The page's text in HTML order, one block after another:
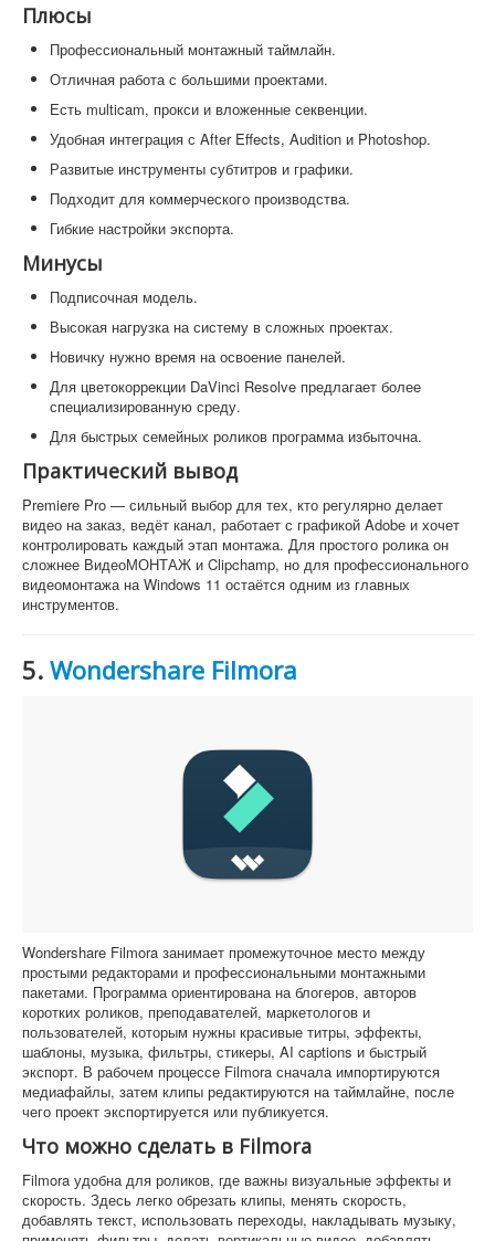
Плюсы
Профессиональный монтажный таймлайн.
Отличная работа с большими проектами.
Есть multicam, прокси и вложенные секвенции.
Удобная интеграция с After Effects, Audition и Photoshop.
Развитые инструменты субтитров и графики.
Подходит для коммерческого производства.
Гибкие настройки экспорта.
Минусы
Подписочная модель.
Высокая нагрузка на систему в сложных проектах.
Новичку нужно время на освоение панелей.
Для цветокоррекции DaVinci Resolve предлагает более
специализированную среду.
Для быстрых семейных роликов программа избыточна.
Практический вывод
Premiere Pro — сильный выбор для тех, кто регулярно делает
видео на заказ, ведёт канал, работает с графикой Adobe и хочет
контролировать каждый этап монтажа. Для простого ролика он
сложнее ВидеоМОНТАЖ и Clipchamp, но для профессионального
видеомонтажа на Windows 11 остаётся одним из главных
инструментов.
5. Wondershare Filmora
Wondershare Filmora занимает промежуточное место между
простыми редакторами и профессиональными монтажными
пакетами. Программа ориентирована на блогеров, авторов
коротких роликов, преподавателей, маркетологов и
пользователей, которым нужны красивые титры, эффекты,
шаблоны, музыка, фильтры, стикеры, AI captions и быстрый
экспорт. В рабочем процессе Filmora сначала импортируются
медиафайлы, затем клипы редактируются на таймлайне, после
чего проект экспортируется или публикуется.
Что можно сделать в Filmora
Filmora удобна для роликов, где важны визуальные эффекты и
скорость. Здесь легко обрезать клипы, менять скорость,
добавлять текст, использовать переходы, накладывать музыку,